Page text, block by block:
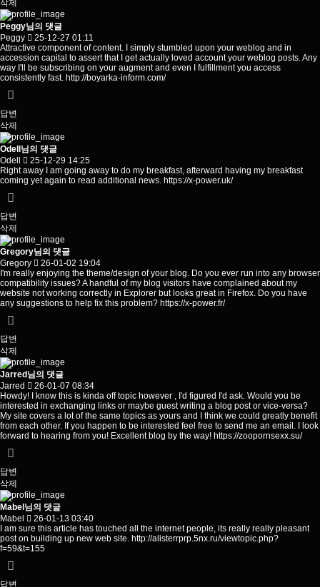
삭제
Peggy님의 댓글
Peggy
25-12-27 01:11
Attractive component of content. I simply stumbled upon your weblog and in
accession capital to assert that I get actually loved account your weblog posts. Any
way I'll be subscribing on your augment and even I fulfillment you access
consistently fast. http://boyarka-inform.com/
답변
삭제
Odell님의 댓글
Odell
25-12-29 14:25
Right away I am going away to do my breakfast, afterward having my breakfast
coming yet again to read additional news. https://x-power.uk/
답변
삭제
Gregory님의 댓글
Gregory
26-01-02 19:04
I'm really enjoying the theme/design of your blog. Do you ever run into any browser
compatibility issues? A handful of my blog visitors have complained about my
website not working correctly in Explorer but looks great in Firefox. Do you have
any suggestions to help fix this problem? https://x-power.fr/
답변
삭제
Jarred님의 댓글
Jarred
26-01-07 08:34
Howdy! I know this is kinda off topic however , I'd figured I'd ask. Would you be
interested in exchanging links or maybe guest writing a blog post or vice-versa?
My site covers a lot of the same topics as yours and I think we could greatly benefit
from each other. If you happen to be interested feel free to send me an email. I look
forward to hearing from you! Excellent blog by the way! https://zoopornsexx.su/
답변
삭제
Mabel님의 댓글
Mabel
26-01-13 03:40
I am sure this article has touched all the internet people, its really really pleasant
post on building up new web site. http://alisterrprp.5nx.ru/viewtopic.php?
f=59&t=155
답변